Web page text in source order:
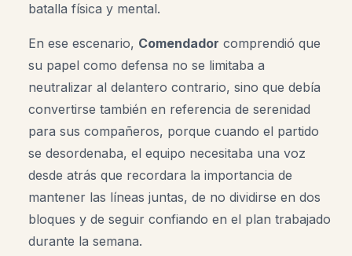
batalla física y mental.
En ese escenario, Comendador comprendió que
su papel como defensa no se limitaba a
neutralizar al delantero contrario, sino que debía
convertirse también en referencia de serenidad
para sus compañeros, porque cuando el partido
se desordenaba, el equipo necesitaba una voz
desde atrás que recordara la importancia de
mantener las líneas juntas, de no dividirse en dos
bloques y de seguir confiando en el plan trabajado
durante la semana.